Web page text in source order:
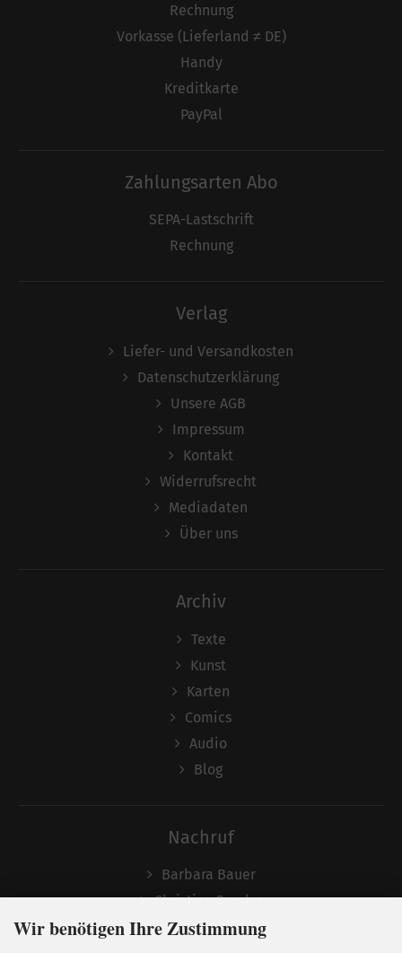
Rechnung
Vorkasse (Lieferland ≠ DE)
Handy
Kreditkarte
PayPal
Zahlungsarten Abo
SEPA-Lastschrift
Rechnung
Verlag
Liefer- und Versandkosten
Datenschutzerklärung
Unsere AGB
Impressum
Kontakt
Widerrufsrecht
Mediadaten
Über uns
Archiv
Texte
Kunst
Karten
Comics
Audio
Blog
Nachruf
Barbara Bauer
Christian Semler
Wir benötigen Ihre Zustimmung